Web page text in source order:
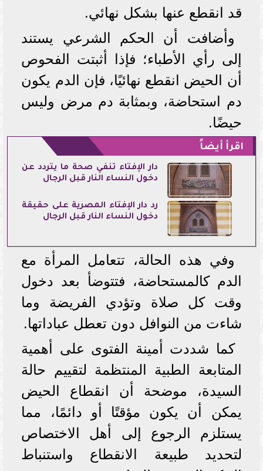
قد انقطع عنها بشكل نهائي.
وأضافت أن الحكم الشرعي يستند
إلى رأي الأطباء؛ فإذا أثبتت الفحوص
أن الحيض انقطع نهائيًا، فإن الدم يكون
دم استحاضة، وبمثابة دم مرض وليس
حيضًا.
اقرأ أيضاً
دار الإفتاء تنفي صحة ما يتردد عن
دخول النساء النار قبل الرجال
رد دار الإفتاء المصرية على حقيقة
دخول النساء النار قبل الرجال
وفي هذه الحالة، تتعامل المرأة مع
الدم كالمستحاضة، فتتوضأ بعد دخول
وقت كل صلاة وتؤدي الفريضة وما
شاءت من النوافل دون تعطل عباداتها.
كما شددت أمينة الفتوى على أهمية
المتابعة الطبية المنتظمة لتقييم حالة
السيدة، موضحة أن انقطاع الحيض
يمكن أن يكون مؤقتًا أو دائمًا، مما
يستلزم الرجوع إلى أهل الاختصاص
لتحديد طبيعة الانقطاع واستنباط